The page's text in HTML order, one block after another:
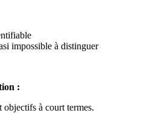
impossible à distinguer
:
objectifs à court termes.